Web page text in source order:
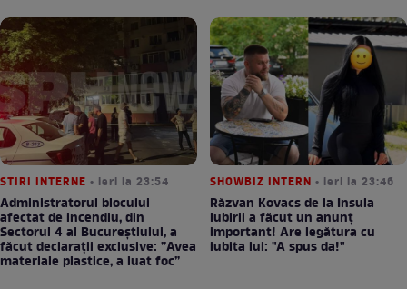
STIRI INTERNE • ieri la 23:54
Administratorul blocului
afectat de incendiu, din
Sectorul 4 al Bucureștiului, a
făcut declarații exclusive: ”Avea
materiale plastice, a luat foc”
SHOWBIZ INTERN • ieri la 23:46
Răzvan Kovacs de la Insula
Iubirii a făcut un anunț
important! Are legătura cu
iubita lui: "A spus da!"